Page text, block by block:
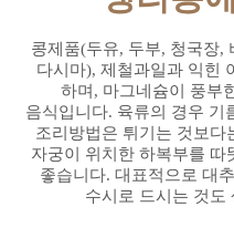
콩제품(두유, 두부, 청국장,
다시마), 제철과일과 익힌
하며, 마그네슘이 풍부
음식입니다. 육류의 경우 기
조리방법은 튀기는 것보다
자궁이 위치한 하복부를 따
좋습니다. 대표적으로 대
수시로 드시는 것도